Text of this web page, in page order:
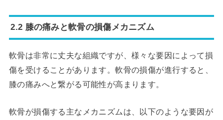
2.2 膝の痛みと軟骨の損傷メカニズム
軟骨は非常に丈夫な組織ですが、様々な要因によって損
傷を受けることがあります。軟骨の損傷が進行すると、
膝の痛みへと繋がる可能性が高まります。
軟骨が損傷する主なメカニズムは、以下のような要因が